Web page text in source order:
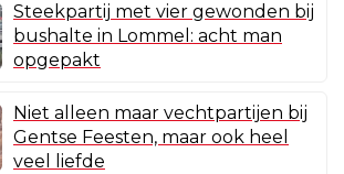
Steekpartij met vier gewonden bij
bushalte in Lommel: acht man
opgepakt
Niet alleen maar vechtpartijen bij
Gentse Feesten, maar ook heel
veel liefde